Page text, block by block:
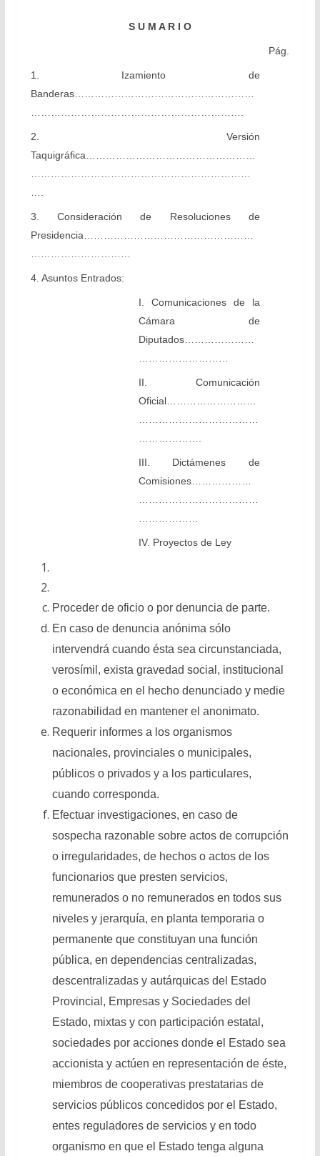
S U M A R I O
Pág.
1. Izamiento de
Banderas………………………………………………
……………………………………………………….
2. Versión
Taquigráfica……………………………………………
…………………………………………………………
….
3. Consideración de Resoluciones de
Presidencia……………………………………………
…………………………
4. Asuntos Entrados:
I. Comunicaciones de la
Cámara de
Diputados…………………
………………………
II. Comunicación
Oficial………………………
………………………………
……………….
III. Dictámenes de
Comisiones………………
………………………………
………………
IV. Proyectos de Ley
Proceder de oficio o por denuncia de parte.
En caso de denuncia anónima sólo
intervendrá cuando ésta sea circunstanciada,
verosímil, exista gravedad social, institucional
o económica en el hecho denunciado y medie
razonabilidad en mantener el anonimato.
Requerir informes a los organismos
nacionales, provinciales o municipales,
públicos o privados y a los particulares,
cuando corresponda.
Efectuar investigaciones, en caso de
sospecha razonable sobre actos de corrupción
o irregularidades, de hechos o actos de los
funcionarios que presten servicios,
remunerados o no remunerados en todos sus
niveles y jerarquía, en planta temporaria o
permanente que constituyan una función
pública, en dependencias centralizadas,
descentralizadas y autárquicas del Estado
Provincial, Empresas y Sociedades del
Estado, mixtas y con participación estatal,
sociedades por acciones donde el Estado sea
accionista y actúen en representación de éste,
miembros de cooperativas prestatarias de
servicios públicos concedidos por el Estado,
entes reguladores de servicios y en todo
organismo en que el Estado tenga alguna